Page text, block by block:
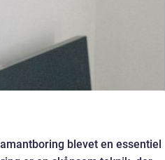
blevet en essentiel